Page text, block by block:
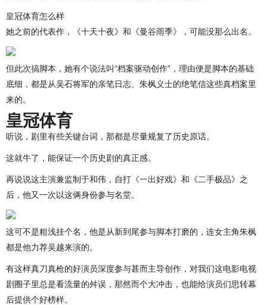
皇冠体育怎么样
她之前的代表作，《十天十夜》和《曼谷雨季》，可能没那么出名。
但此次搞脚本，她有个说法叫“档案驱动创作”，理由便是脚本的基础
底细，都是从吴石将军的亲笔日志、朱枫义士的绝笔信这些真档案里
来的。
皇冠体育
听说，剧里有些关键台词，那都是尽量规复了历史原话。
这就牛了，能保证一个历史剧的真正感。
再说说这主演兼监制于和伟，自打《一出好戏》和《二手极品》之
后，他又一次以这俩身份参与名堂。
这可不是粗浅挂个名，他是从新到尾参与脚本打磨的，连女主角朱枫
都是他力荐吴越来演的。
有这样真刀真枪的好演员深度参与甚而主导创作，对我们这电影电视
剧圈子里总是看流量的舛误，那然而个大冲击，也能给演员们思转幕
后提供个好榜样。